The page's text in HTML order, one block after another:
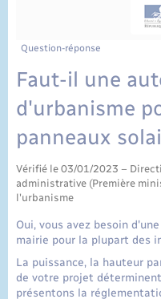
Question-réponse
Faut-il une
d'urbanisme
panneaux
Vérifié le 03/01/2023 –
administrative (Première
l'urbanisme
Oui, vous avez besoin
mairie pour la plupart des
La puissance, la hauteur
de votre projet
présentons la